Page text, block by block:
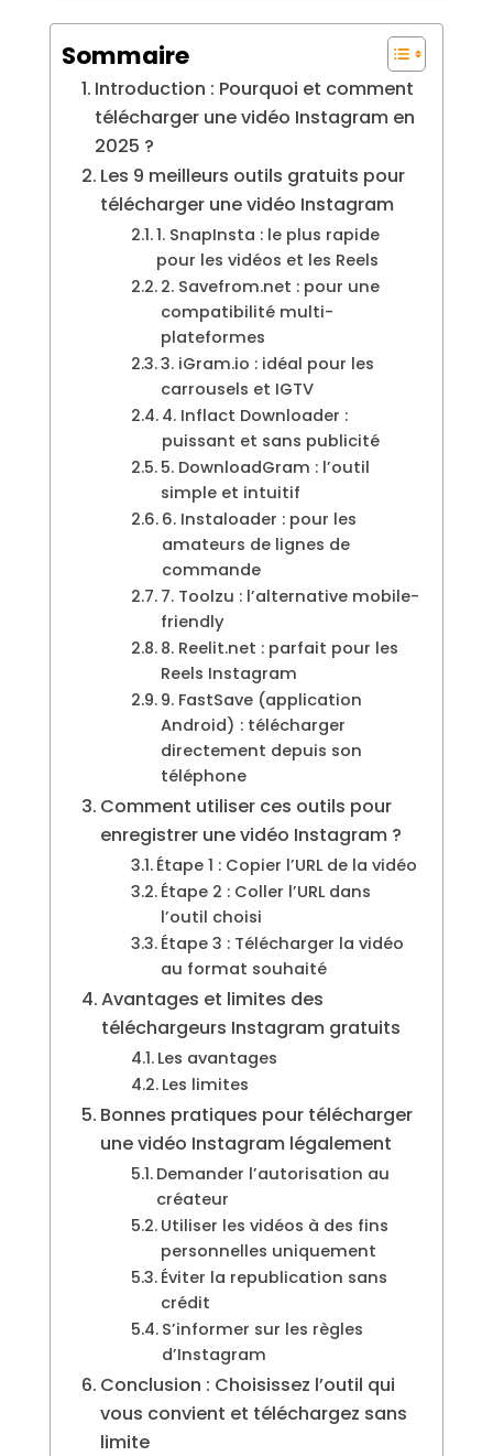
Sommaire
Introduction : Pourquoi et comment
télécharger une vidéo Instagram en
2025 ?
Les 9 meilleurs outils gratuits pour
télécharger une vidéo Instagram
1. SnapInsta : le plus rapide
pour les vidéos et les Reels
2. Savefrom.net : pour une
compatibilité multi-
plateformes
3. iGram.io : idéal pour les
carrousels et IGTV
4. Inflact Downloader :
puissant et sans publicité
5. DownloadGram : l’outil
simple et intuitif
6. Instaloader : pour les
amateurs de lignes de
commande
7. Toolzu : l’alternative mobile-
friendly
8. Reelit.net : parfait pour les
Reels Instagram
9. FastSave (application
Android) : télécharger
directement depuis son
téléphone
Comment utiliser ces outils pour
enregistrer une vidéo Instagram ?
Étape 1 : Copier l’URL de la vidéo
Étape 2 : Coller l’URL dans
l’outil choisi
Étape 3 : Télécharger la vidéo
au format souhaité
Avantages et limites des
téléchargeurs Instagram gratuits
Les avantages
Les limites
Bonnes pratiques pour télécharger
une vidéo Instagram légalement
Demander l’autorisation au
créateur
Utiliser les vidéos à des fins
personnelles uniquement
Éviter la republication sans
crédit
S’informer sur les règles
d’Instagram
Conclusion : Choisissez l’outil qui
vous convient et téléchargez sans
limite